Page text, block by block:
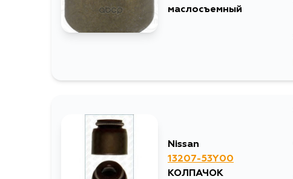
маслосъемный
Nissan
13207-53Y00
КОЛПАЧОК